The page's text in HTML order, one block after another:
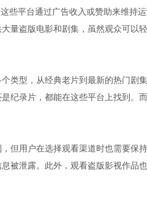
些平台通过广告收入或赞助来维持
量盗版电影和剧集，虽然观众可以
类型，从经典老片到最新的热门剧
纪录片，都能在这些平台上找到
但用户在选择观看渠道时也需要保
被泄露。此外，观看盗版影视作品